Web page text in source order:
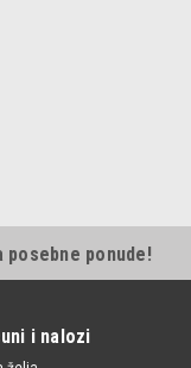
posebne ponude!
i nalozi